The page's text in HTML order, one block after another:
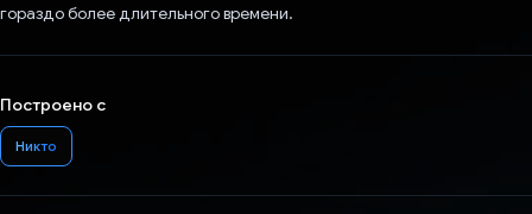
гораздо более длительного времени.
Построено с
Никто